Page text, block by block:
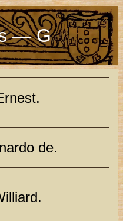
— G
de.